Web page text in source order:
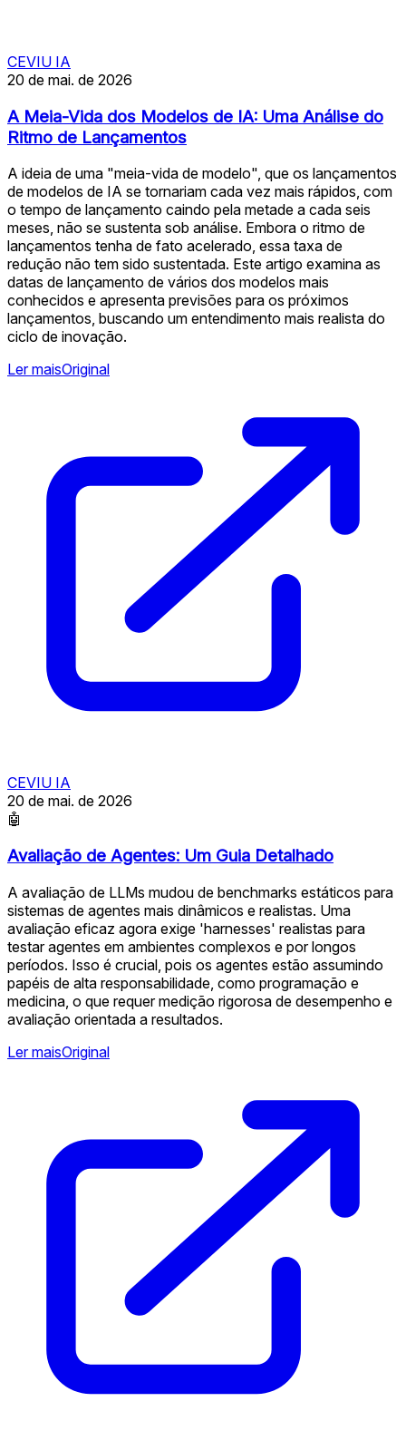
CEVIU IA
20 de mai. de 2026
A Meia-Vida dos Modelos de IA: Uma Análise do
Ritmo de Lançamentos
A ideia de uma "meia-vida de modelo", que os lançamentos
de modelos de IA se tornariam cada vez mais rápidos, com
o tempo de lançamento caindo pela metade a cada seis
meses, não se sustenta sob análise. Embora o ritmo de
lançamentos tenha de fato acelerado, essa taxa de
redução não tem sido sustentada. Este artigo examina as
datas de lançamento de vários dos modelos mais
conhecidos e apresenta previsões para os próximos
lançamentos, buscando um entendimento mais realista do
ciclo de inovação.
Ler maisOriginal
CEVIU IA
20 de mai. de 2026
🤖
Avaliação de Agentes: Um Guia Detalhado
A avaliação de LLMs mudou de benchmarks estáticos para
sistemas de agentes mais dinâmicos e realistas. Uma
avaliação eficaz agora exige 'harnesses' realistas para
testar agentes em ambientes complexos e por longos
períodos. Isso é crucial, pois os agentes estão assumindo
papéis de alta responsabilidade, como programação e
medicina, o que requer medição rigorosa de desempenho e
avaliação orientada a resultados.
Ler maisOriginal